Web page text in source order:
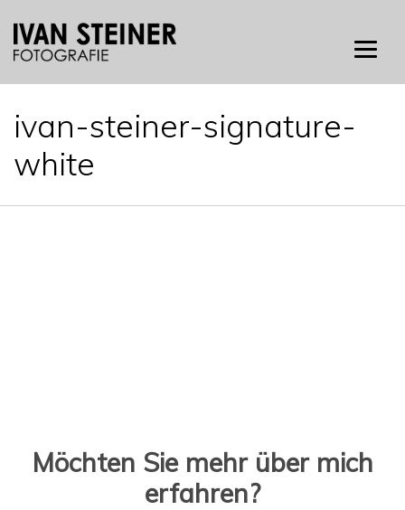
ivan-steiner-signature-
white
Möchten Sie mehr über mich
erfahren?